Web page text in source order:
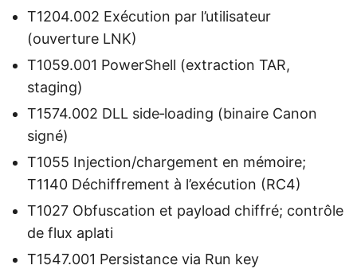
T1204.002 Exécution par l’utilisateur
(ouverture LNK)
T1059.001 PowerShell (extraction TAR,
staging)
T1574.002 DLL side‑loading (binaire Canon
signé)
T1055 Injection/chargement en mémoire;
T1140 Déchiffrement à l’exécution (RC4)
T1027 Obfuscation et payload chiffré; contrôle
de flux aplati
T1547.001 Persistance via Run key